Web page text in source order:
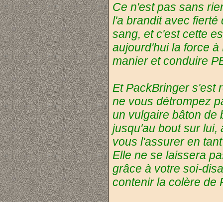
Ce n'est pas sans
l'a brandit avec
sang, et c'est cette
aujourd'hui la force
manier et conduire
Et PackBringer s'est
ne vous détrompez
un vulgaire bâton de
jusqu'au bout sur lui,
vous l'assurer en
Elle ne se laissera
grâce à votre soi-
contenir la colère de